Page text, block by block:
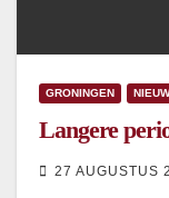
GRONINGEN
Langere
27 AUGUSTUS